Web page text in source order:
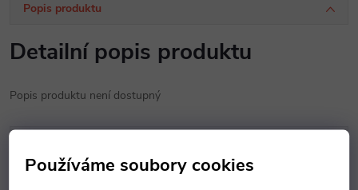
Používáme soubory cookies
Popis produktu
Detailní popis produktu
Popis produktu není dostupný